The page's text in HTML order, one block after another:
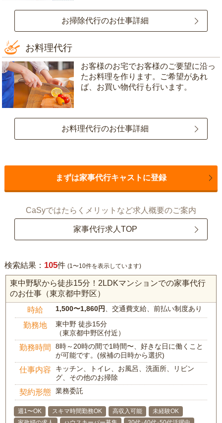
お掃除代行のお仕事詳細
お料理代行
お客様のお宅でお客様のご要望に沿っ
たお料理を作ります。ご希望があれ
ば、お買い物代行も行います。
お料理代行のお仕事詳細
まずは家事代行キャストに登録
CaSyではたらくメリットなど求人概要のご案内
家事代行求人TOP
検索結果： 105件 (1〜10件を表示しています)
東中野駅から徒歩15分！2LDKマンションでの家事代行
のお仕事（東京都中野区）
時給 1,500〜1,860円 、交通費支給、前払い制度あり
勤務地
東中野 徒歩15分
（東京都中野区付近）
勤務時間
8時～20時の間で1時間〜、好きな日に働くこと
が可能です。(候補の日時から選択)
仕事内容
キッチン、トイレ、お風呂、洗面所、リビン
グ、その他のお掃除
契約形態 業務委託
週1〜OK スキマ時間勤務OK 高収入可能
未経験OK